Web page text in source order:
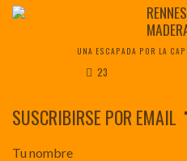
UNA ESCAPADA POR LA
23
SUSCRIBIRSE POR EMAIL
Tu nombre